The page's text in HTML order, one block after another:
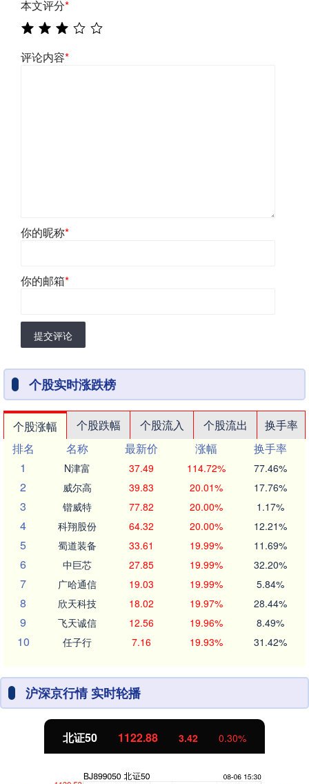
本文评分*
评论内容*
你的昵称*
你的邮箱*
提交评论
个股实时涨跌榜
个股涨幅 个股跌幅 个股流入 个股流出
换手率
排名
名称 最新价 涨幅
换手率
1
N津富 37.49 114.72% 77.46%
2 威尔高 39.83 20.01% 17.76%
3 锴威特 77.82 20.00% 1.17%
4 科翔股份 64.32 20.00% 12.21%
5 蜀道装备 33.61 19.99% 11.69%
6 中巨芯 27.85 19.99% 32.20%
7 广哈通信 19.03 19.99% 5.84%
8 欣天科技 18.02 19.97% 28.44%
9 飞天诚信 12.56 19.96% 8.49%
10 任子行 7.16 19.93% 31.42%
沪深京行情 实时轮播
北证50 1122.88 3.42 0.30%